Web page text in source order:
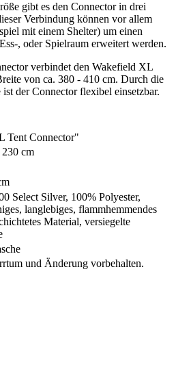
gibt es den Connector in drei
Verbindung können vor allem
mit einem Shelter) um einen
, oder Spielraum erweitert werden.
verbindet den Wakefield XL
von ca. 380 - 410 cm. Durch die
der Connector flexibel einsetzbar.
Tent Connector"
cm
Select Silver, 100% Polyester,
langlebiges, flammhemmendes
Material, versiegelte
und Änderung vorbehalten.